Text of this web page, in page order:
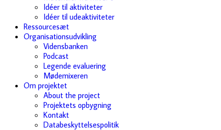
Idéer til aktiviteter
Idéer til udeaktiviteter
Ressourcesæt
Organisationsudvikling
Vidensbanken
Podcast
Legende evaluering
Mødemixeren
Om projektet
About the project
Projektets opbygning
Kontakt
Databeskyttelsespolitik